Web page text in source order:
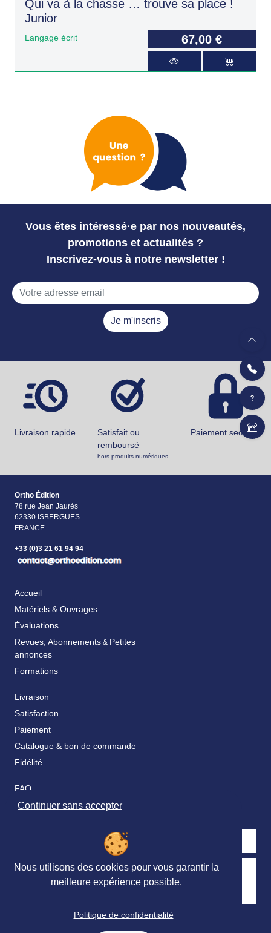
Qui va à la chasse … trouve sa place !
Junior
Langage écrit 67,00 €
Vous êtes intéressé·e par nos nouveautés,
promotions et actualités ?
Inscrivez-vous à notre newsletter !
Je m'inscris
Livraison rapide
Satisfait ou
remboursé
hors produits numériques
Paiement securisé
Ortho Édition
78 rue Jean Jaurès
62330 ISBERGUES
FRANCE
+33 (0)3 21 61 94 94
Accueil
Matériels & Ouvrages
Évaluations
Revues, Abonnements & Petites
annonces
Formations
Livraison
Satisfaction
Paiement
Catalogue & bon de commande
Fidélité
FAQ
Nos partenaires
Retrouvez nous sur les réseaux sociaux
Continuer sans accepter
Nous utilisons des cookies pour vous garantir la
meilleure expérience possible.
Politique de confidentialité